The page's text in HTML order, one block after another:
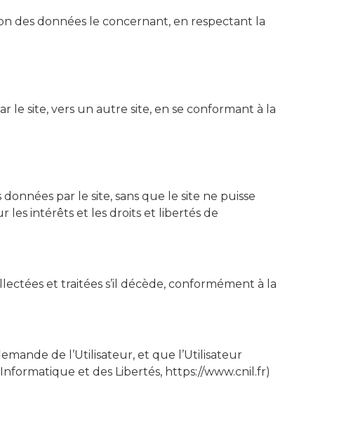
des données le concernant, en respectant la
le site, vers un autre site, en se conformant à la
par le site, sans que le site ne puisse
les intérêts et les droits et libertés de
et traitées s’il décède, conformément à la
de l’Utilisateur, et que l’Utilisateur
et des Libertés, https://www.cnil.fr)